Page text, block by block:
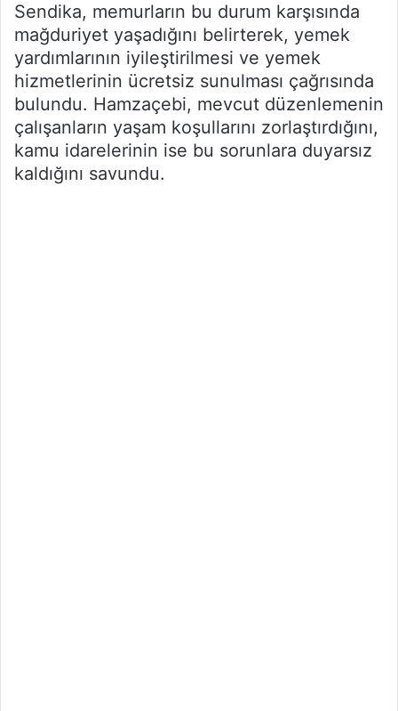
Sendika, memurların bu durum karşısında
mağduriyet yaşadığını belirterek, yemek
yardımlarının iyileştirilmesi ve yemek
hizmetlerinin ücretsiz sunulması çağrısında
bulundu. Hamzaçebi, mevcut düzenlemenin
çalışanların yaşam koşullarını zorlaştırdığını,
kamu idarelerinin ise bu sorunlara duyarsız
kaldığını savundu.